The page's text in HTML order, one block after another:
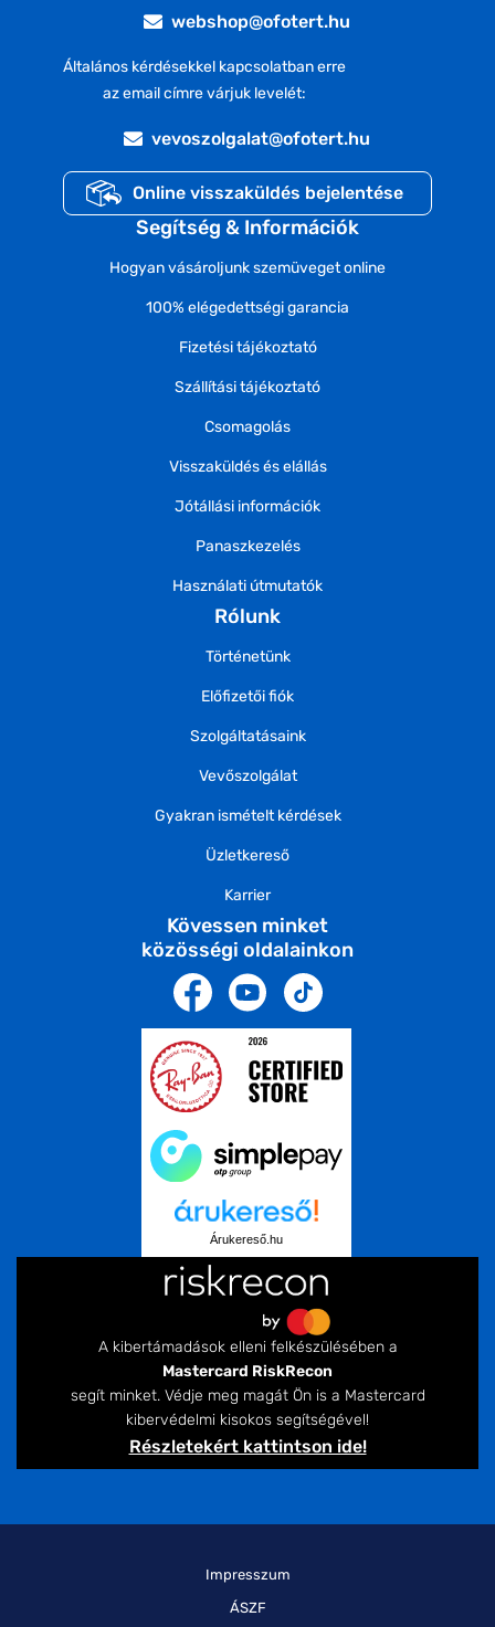
webshop@ofotert.hu
Általános kérdésekkel kapcsolatban erre
az email címre várjuk levelét:
vevoszolgalat@ofotert.hu
Online visszaküldés bejelentése
Segítség & Információk
Hogyan vásároljunk szemüveget online
100% elégedettségi garancia
Fizetési tájékoztató
Szállítási tájékoztató
Csomagolás
Visszaküldés és elállás
Jótállási információk
Panaszkezelés
Használati útmutatók
Rólunk
Történetünk
Előfizetői fiók
Szolgáltatásaink
Vevőszolgálat
Gyakran ismételt kérdések
Üzletkereső
Karrier
Kövessen minket
közösségi oldalainkon
Árukereső.hu
A kibertámadások elleni felkészülésében a
Mastercard RiskRecon
segít minket. Védje meg magát Ön is a Mastercard
kibervédelmi kisokos segítségével!
Részletekért kattintson ide!
Impresszum
ÁSZF